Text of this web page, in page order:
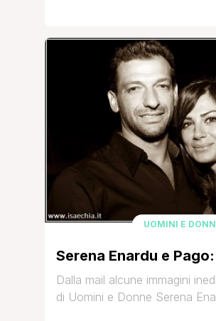
UOMINI E
Serena Enardu e
Dalla mail alcune immagini
di Uomini e Donne Serena